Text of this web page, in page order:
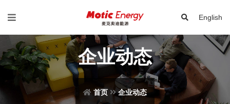
English
企业动态
首页 企业动态